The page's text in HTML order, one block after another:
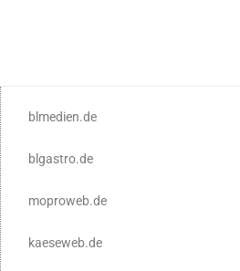
blmedien.de
blgastro.de
moproweb.de
kaeseweb.de